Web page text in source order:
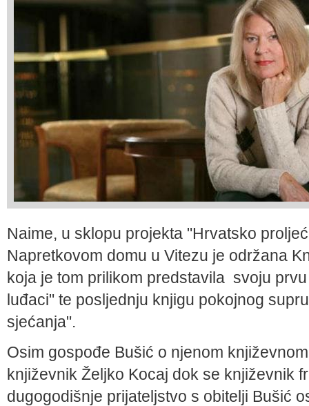
Naime, u sklopu projekta "Hrvatsko
Napretkovom domu u Vitezu je održana
koja je tom prilikom predstavila svoju
luđaci" te posljednju knjigu pokojnog
sjećanja".
Osim gospođe Bušić o njenom
književnik Željko Kocaj dok se književnik
dugogodišnje prijateljstvo s obitelji Bušić